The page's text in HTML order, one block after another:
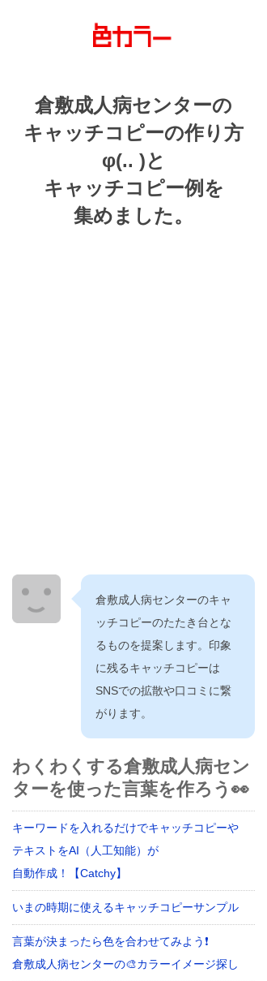
倉敷成人病センターの
キャッチコピーの作り方
φ(.. )と
キャッチコピー例を
集めました。
倉敷成人病センターのキャ
ッチコピーのたたき台とな
るものを提案します。印象
に残るキャッチコピーは
SNSでの拡散や口コミに繋
がります。
わくわくする倉敷成人病セン
ターを使った言葉を作ろう👀
キーワードを入れるだけでキャッチコピーや
テキストをAI（人工知能）が
自動作成！【Catchy】
いまの時期に使えるキャッチコピーサンプル
言葉が決まったら色を合わせてみよう❗
倉敷成人病センターの🎨カラーイメージ探し